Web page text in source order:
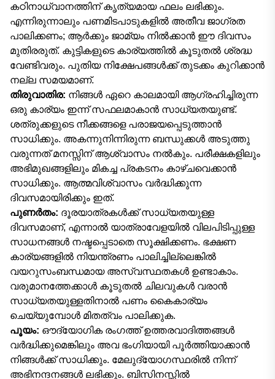
കഠിനാധ്വാനത്തിന് കൃത്യമായ ഫലം ലഭിക്കും.
എന്നിരുന്നാലും പണമിടപാടുകളിൽ അതീവ ജാഗ്രത
പാലിക്കണം; ആർക്കും ജാമ്യം നിൽക്കാൻ ഈ ദിവസം
മുതിരരുത്. കുട്ടികളുടെ കാര്യത്തിൽ കൂടുതൽ ശ്രദ്ധ
വേണ്ടിവരും. പുതിയ നിക്ഷേപങ്ങൾക്ക് തുടക്കം കുറിക്കാൻ
നല്ല സമയമാണ്.
തിരുവാതിര: നിങ്ങൾ ഏറെ കാലമായി ആഗ്രഹിച്ചിരുന്ന
ഒരു കാര്യം ഇന്ന് സഫലമാകാൻ സാധ്യതയുണ്ട്.
ശത്രുക്കളുടെ നീക്കങ്ങളെ പരാജയപ്പെടുത്താൻ
സാധിക്കും. അകന്നുനിന്നിരുന്ന ബന്ധുക്കൾ അടുത്തു
വരുന്നത് മനസ്സിന് ആശ്വാസം നൽകും. പരീക്ഷകളിലും
അഭിമുഖങ്ങളിലും മികച്ച പ്രകടനം കാഴ്ചവെക്കാൻ
സാധിക്കും. ആത്മവിശ്വാസം വർദ്ധിക്കുന്ന
ദിവസമായിരിക്കും ഇത്.
പുണർതം: ദൂരയാത്രകൾക്ക് സാധ്യതയുള്ള
ദിവസമാണ്, എന്നാൽ യാത്രാവേളയിൽ വിലപിടിപ്പുള്ള
സാധനങ്ങൾ നഷ്ടപ്പെടാതെ സൂക്ഷിക്കണം. ഭക്ഷണ
കാര്യങ്ങളിൽ നിയന്ത്രണം പാലിച്ചില്ലെങ്കിൽ
വയറുസംബന്ധമായ അസ്വസ്ഥതകൾ ഉണ്ടാകാം.
വരുമാനത്തേക്കാൾ കൂടുതൽ ചിലവുകൾ വരാൻ
സാധ്യതയുള്ളതിനാൽ പണം കൈകാര്യം
ചെയ്യുമ്പോൾ മിതത്വം പാലിക്കുക.
പൂയം: ഔദ്യോഗിക രംഗത്ത് ഉത്തരവാദിത്തങ്ങൾ
വർദ്ധിക്കുമെങ്കിലും അവ ഭംഗിയായി പൂർത്തിയാക്കാൻ
നിങ്ങൾക്ക് സാധിക്കും. മേലുദ്യോഗസ്ഥരിൽ നിന്ന്
അഭിനന്ദനങ്ങൾ ലഭിക്കും. ബിസിനസ്സിൽ